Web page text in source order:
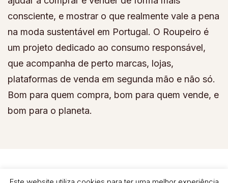
consciente, e mostrar o que realmente vale a pena
na moda sustentável em Portugal. O Roupeiro é
um projeto dedicado ao consumo responsável,
que acompanha de perto marcas, lojas,
plataformas de venda em segunda mão e não só.
Bom para quem compra, bom para quem vende, e
bom para o planeta.
Magazine | Developed ByBlossom Themes.Powered by